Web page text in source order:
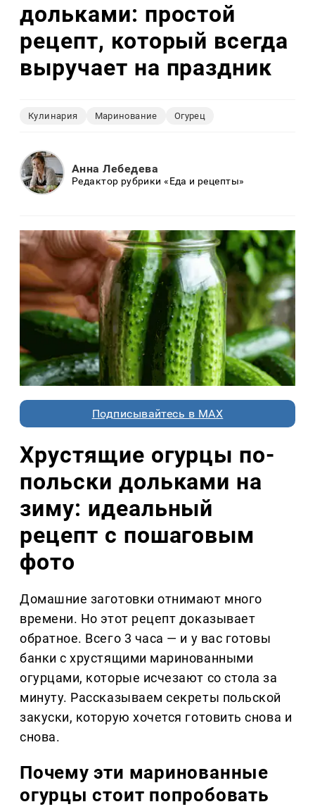
дольками: простой
рецепт, который всегда
выручает на праздник
Кулинария Маринование Огурец
Анна Лебедева
Редактор рубрики «Еда и рецепты»
Подписывайтесь в MAX
Хрустящие огурцы по-
польски дольками на
зиму: идеальный
рецепт с пошаговым
фото
Домашние заготовки отнимают много
времени. Но этот рецепт доказывает
обратное. Всего 3 часа — и у вас готовы
банки с хрустящими маринованными
огурцами, которые исчезают со стола за
минуту. Рассказываем секреты польской
закуски, которую хочется готовить снова и
снова.
Почему эти маринованные
огурцы стоит попробовать